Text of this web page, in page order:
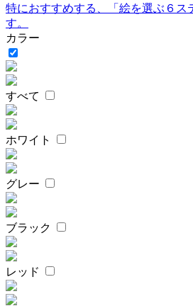
特におすすめする、「絵を選ぶ６ス
す。
カラー
すべて
ホワイト
グレー
ブラック
レッド